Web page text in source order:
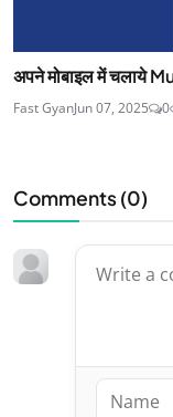
अपने मोबाइल में चलाये
Fast GyanJun 07, 2025 0
Comments (0)